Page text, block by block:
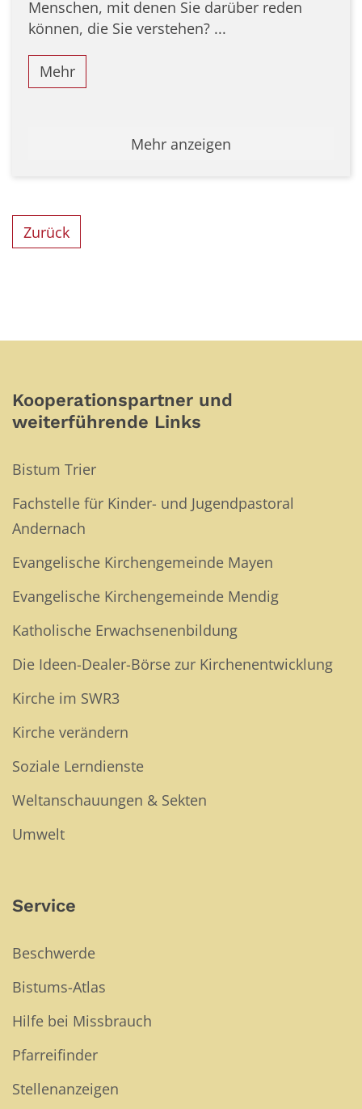
Menschen, mit denen Sie darüber reden
können, die Sie verstehen? ...
Mehr
Mehr anzeigen
Zurück
Kooperationspartner und
weiterführende Links
Bistum Trier
Fachstelle für Kinder- und Jugendpastoral
Andernach
Evangelische Kirchengemeinde Mayen
Evangelische Kirchengemeinde Mendig
Katholische Erwachsenenbildung
Die Ideen-Dealer-Börse zur Kirchenentwicklung
Kirche im SWR3
Kirche verändern
Soziale Lerndienste
Weltanschauungen & Sekten
Umwelt
Service
Beschwerde
Bistums-Atlas
Hilfe bei Missbrauch
Pfarreifinder
Stellenanzeigen